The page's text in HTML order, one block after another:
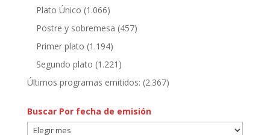
Plato Único (1.066)
Postre y sobremesa (457)
Primer plato (1.194)
Segundo plato (1.221)
Últimos programas emitidos: (2.367)
Buscar Por fecha de emisión
Buscar